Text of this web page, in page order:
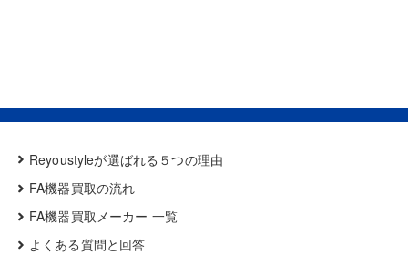
Reyoustyleが選ばれる５つの理由
FA機器買取の流れ
FA機器買取メーカー 一覧
よくある質問と回答